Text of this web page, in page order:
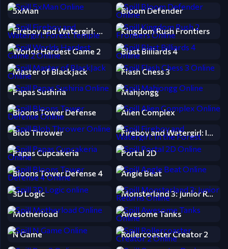
5xMan Bloom Defender
Fireboy and Watergirl: Forest Temple Kingdom Rush Frontiers
Worlds Hardest Game 2 Blast Billiards 4
Master of BlackJack Flash Chess 3
Papas Sushiria Mahjongg
Bloons Tower Defense Alien Complex
Blob Thrower Fireboy and Watergirl: In the Forest Temple 3
Papas Cupcakeria Portal 2D
Bloons Tower Defense 4 Angle Beat
3D Logic Monsterland 3: Junior Returns
Motherload Awesome Tanks
N Game Rollercoaster Creator 2